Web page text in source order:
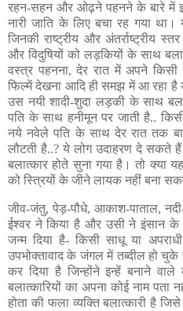
रहन-सहन और ओढ़ने पहनने के बारे में
नारी जाति के लिए बचा रह गया
जिनकी राष्ट्रीय और अंतर्राष्ट्रीय
और विदुषियों को लड़कियों के साथ
वस्त्र पहनना, देर रात में अपने
फिल्में देखना आदि ही समझ में आ रहा है
उस नयी शादी-शुदा लड़की के साथ
पति के साथ हनीमून पर जाती है..
नये नवेले पति के साथ देर रात तक
लौटती है..? ये लोग उदाहरण दे सकते
बलात्कार होते सुना गया है। तो क्या
को स्त्रियों के जीने लायक नहीं बना
जीव-जंतु, पेड़-पौधे, आकाश-पाताल,
ईश्वर ने किया है और उसी ने इंसान
जन्म दिया है- किसी साधू या
उपभोक्तावाद के जंगल में तब्दील हो चुके
कर दिया है जिन्होंने इन्हें बनाने
बलात्कारियों का अपना कोई नाम पता
होता की फला व्यक्ति बलात्कारी है